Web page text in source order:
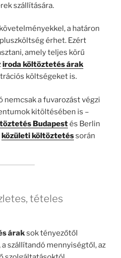
szállítására.
a határon
érhet. Ezért
amely teljes körű
iroda költöztetés árak
költségeket is.
nemcsak a fuvarozást végzi
kitöltésében is –
Budapestés Berlin
közületi költöztetéssorán
tételes
áraksok tényezőtől
szállítandó mennyiségtől, az